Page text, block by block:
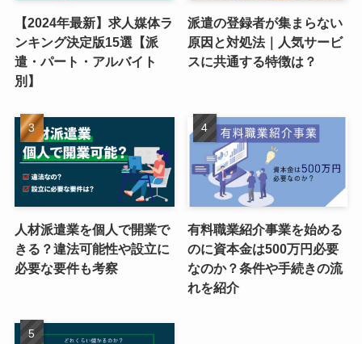
【2024年最新】求人媒体ラ
ンキング決定版15選【派
遣・パート・アルバイト
別】
派遣の登録者が集まらない
原因と対処法｜人気サービ
スに共通する特徴は？
人材派遣業を個人で開業で
きる？違法可能性や設立に
必要な要件も考察
有料職業紹介事業を始める
のに資本金は500万円必要
なのか？条件や手続きの流
れを紹介